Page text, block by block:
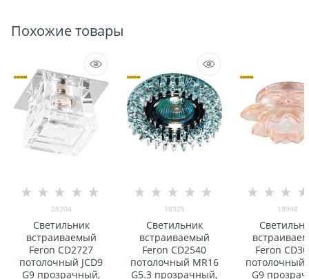
Похожие товары
28204
Светильник
встраиваемый
Feron CD2727
потолочный JCD9
G9 прозрачный,
18925
Светильник
встраиваемый
Feron CD2540
потолочный MR16
G5.3 прозрачный,
18998
Feron
потолочный
G9